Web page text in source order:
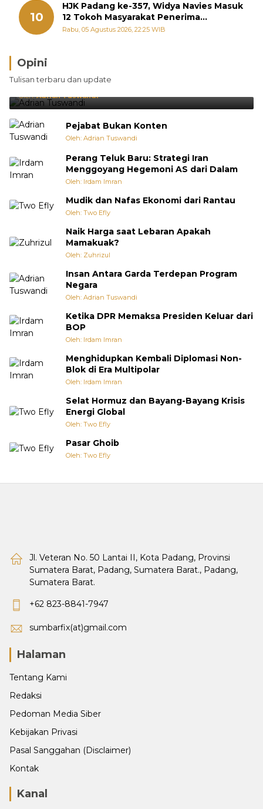
10
HJK Padang ke-357, Widya Navies Masuk
12 Tokoh Masyarakat Penerima
Penghargaan Pemko Padang
Rabu, 05 Agustus 2026, 22:25 WIB
Opini
Tulisan terbaru dan update
Brasil Lebih Diunggulkan, tetapi Jepang Selalu
Punya Cara Membuat Kejutan
Oleh:Adrian Tuswandi
Pejabat Bukan Konten
Oleh: Adrian Tuswandi
Perang Teluk Baru: Strategi Iran
Menggoyang Hegemoni AS dari Dalam
Oleh: Irdam Imran
Mudik dan Nafas Ekonomi dari Rantau
Oleh: Two Efly
Naik Harga saat Lebaran Apakah
Mamakuak?
Oleh: Zuhrizul
Insan Antara Garda Terdepan Program
Negara
Oleh: Adrian Tuswandi
Ketika DPR Memaksa Presiden Keluar dari
BOP
Oleh: Irdam Imran
Menghidupkan Kembali Diplomasi Non-
Blok di Era Multipolar
Oleh: Irdam Imran
Selat Hormuz dan Bayang-Bayang Krisis
Energi Global
Oleh: Two Efly
Pasar Ghoib
Oleh: Two Efly
Jl. Veteran No. 50 Lantai II, Kota Padang, Provinsi
Sumatera Barat, Padang, Sumatera Barat., Padang,
Sumatera Barat.
+62 823-8841-7947
sumbarfix(at)gmail.com
Halaman
Tentang Kami
Redaksi
Pedoman Media Siber
Kebijakan Privasi
Pasal Sanggahan (Disclaimer)
Kontak
Kanal